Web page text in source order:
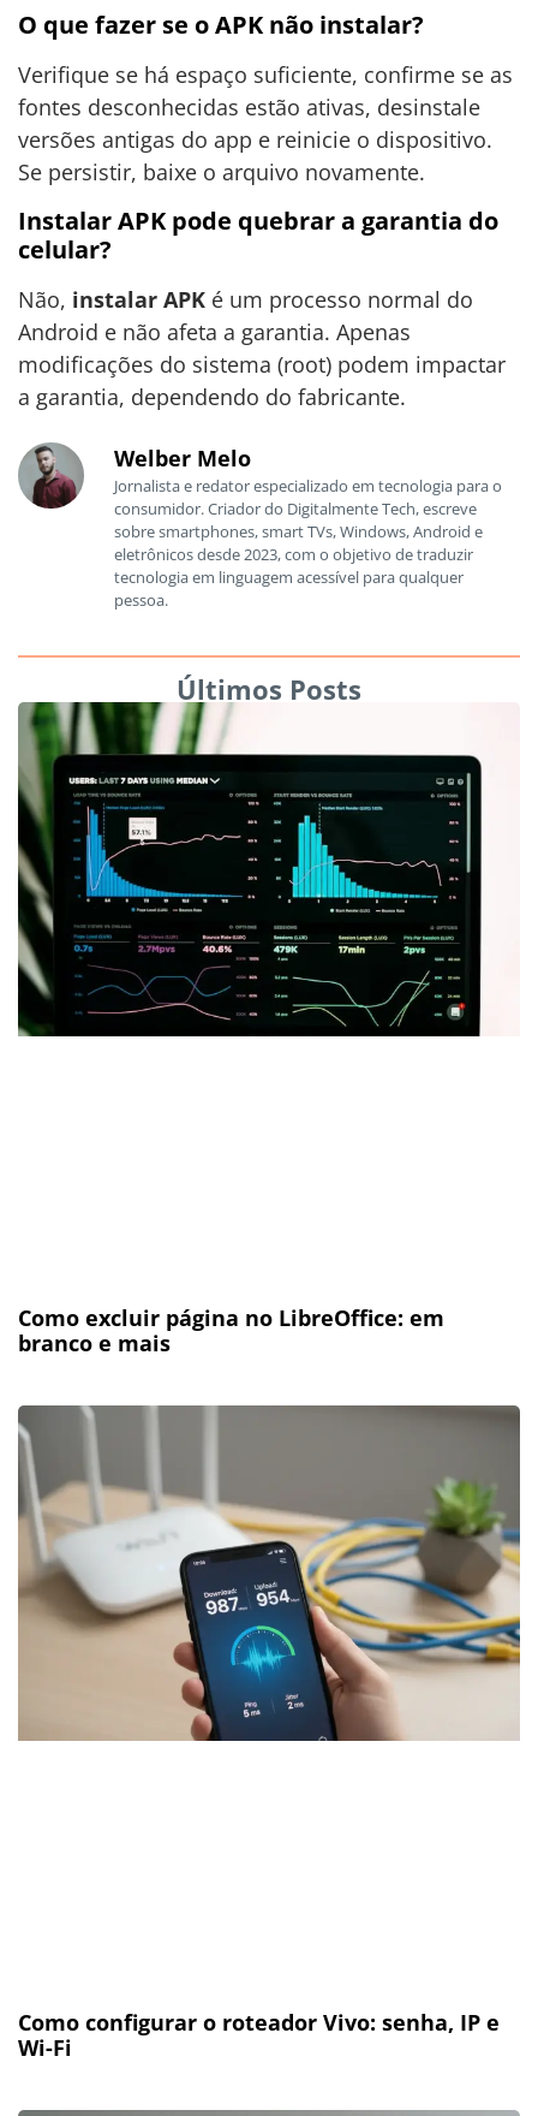
O que fazer se o APK não instalar?
Verifique se há espaço suficiente, confirme se as
fontes desconhecidas estão ativas, desinstale
versões antigas do app e reinicie o dispositivo.
Se persistir, baixe o arquivo novamente.
Instalar APK pode quebrar a garantia do
celular?
Não, instalar APK é um processo normal do
Android e não afeta a garantia. Apenas
modificações do sistema (root) podem impactar
a garantia, dependendo do fabricante.
Welber Melo
Jornalista e redator especializado em tecnologia para o
consumidor. Criador do Digitalmente Tech, escreve
sobre smartphones, smart TVs, Windows, Android e
eletrônicos desde 2023, com o objetivo de traduzir
tecnologia em linguagem acessível para qualquer
pessoa.
Últimos Posts
Como excluir página no LibreOffice: em
branco e mais
Como configurar o roteador Vivo: senha, IP e
Wi-Fi